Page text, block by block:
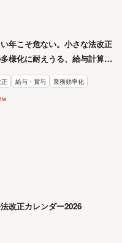
年こそ危ない。小さな法改正
様化に耐えうる、給与計算と
給与・賞与 業務効率化
改正カレンダー2026